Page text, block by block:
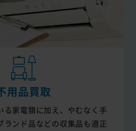
用品買取
る家電類に加え、やむなく手
ランド品などの収集品も適正